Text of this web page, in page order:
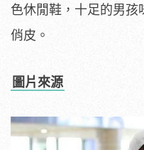
色休閒鞋，十足的男孩
俏皮。
圖片來源